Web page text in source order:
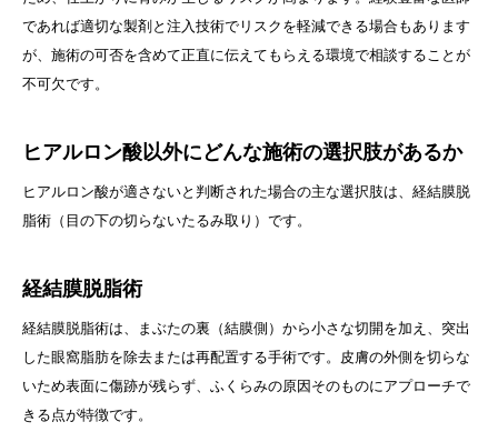
であれば適切な製剤と注入技術でリスクを軽減できる場合もあります
が、施術の可否を含めて正直に伝えてもらえる環境で相談することが
不可欠です。
ヒアルロン酸以外にどんな施術の選択肢があるか
ヒアルロン酸が適さないと判断された場合の主な選択肢は、経結膜脱
脂術（目の下の切らないたるみ取り）です。
経結膜脱脂術
経結膜脱脂術は、まぶたの裏（結膜側）から小さな切開を加え、突出
した眼窩脂肪を除去または再配置する手術です。皮膚の外側を切らな
いため表面に傷跡が残らず、ふくらみの原因そのものにアプローチで
きる点が特徴です。